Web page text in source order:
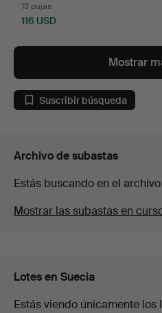
13 pujas
116 USD
Mostrar
Suscribir búsqueda
Archivo de subastas
Estás buscando en el
Mostrar las subastas en
Lotes en Suecia
Estás viendo únicamente los